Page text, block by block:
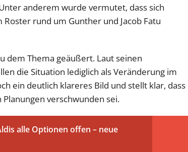
anderem wurde vermutet, dass sich
rund um Gunther und Jacob Fatu
dem Thema geäußert. Laut seinen
die Situation lediglich als Veränderung im
ein deutlich klareres Bild und stellt klar, dass
verschwunden sei.
alle Optionen offen – neue